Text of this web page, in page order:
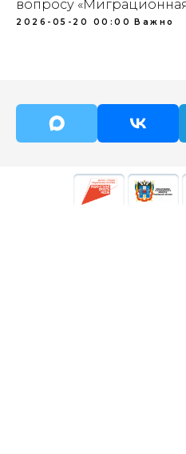
вопросу
2026-05-20 00:00 Важно